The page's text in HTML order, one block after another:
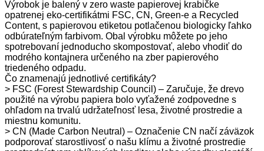
Výrobok je balený v zero waste papierovej krabičke
opatrenej eko-certifikátmi FSC, CN, Green-e a Recycled
Content, s papierovou etiketou potlačenou biologicky ľahko
odbúrateľným farbivom. Obal výrobku môžete po jeho
spotrebovaní jednoducho skompostovať, alebo vhodiť do
modrého kontajnera určeného na zber papierového
triedeného odpadu.
Čo znamenajú jednotlivé certifikáty?
> FSC (Forest Stewardship Council) – Zaručuje, že drevo
použité na výrobu papiera bolo vyťažené zodpovedne s
ohľadom na trvalú udržateľnosť lesa, životné prostredie a
miestnu komunitu.
> CN (Made Carbon Neutral) – Označenie CN načí záväzok
podporovať starostlivosť o našu klímu a životné prostredie